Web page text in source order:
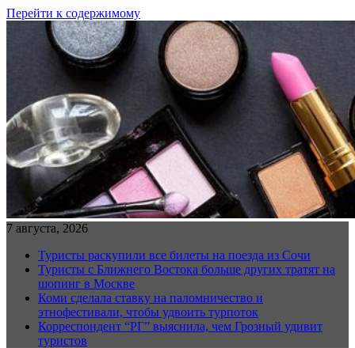
Перейти к содержимому
7 августа, 2026
Туристы раскупили все билеты на поезда из Сочи
Туристы с Ближнего Востока больше других тратят на
шопинг в Москве
Коми сделала ставку на паломничество и
этнофестивали, чтобы удвоить турпоток
Корреспондент “РГ” выяснила, чем Грозный удивит
туристов